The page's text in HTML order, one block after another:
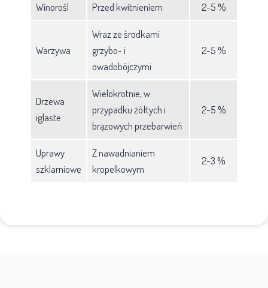
Winorośl Przed kwitnieniem 2-5 %
Warzywa
Wraz ze środkami
grzybo- i
owadobójczymi
2-5 %
Drzewa
iglaste
Wielokrotnie, w
przypadku żółtych i
brązowych przebarwień
2-5 %
Uprawy
szklarniowe
Z nawadnianiem
kropelkowym
2-3 %